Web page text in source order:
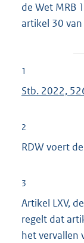
de Wet MRB
artikel 30
1
Stb. 2022,
2
RDW voert
3
Artikel LXV,
regelt dat
het vervallen